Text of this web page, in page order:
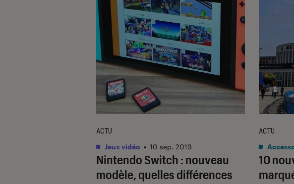
Nintendo Switch : nouveau
modèle, quelles différences
ACTU
Jeux vidéo • 10 sep. 2019
10
ACTU